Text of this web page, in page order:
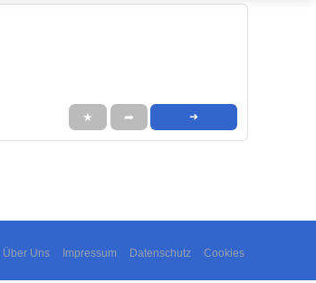
★ ➦ ➜
Über Uns Impressum Datenschutz Cookies